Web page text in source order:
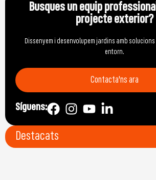
Busques un equip
projecte exterior?
Dissenyem i desenvolupem jardins amb
entorn.
Contacta'ns ara
Síguens:
Destacats